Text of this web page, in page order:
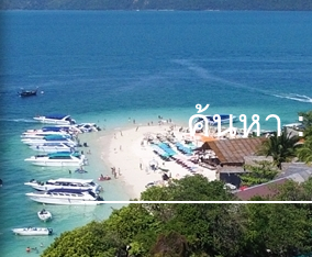
ค้นหา :